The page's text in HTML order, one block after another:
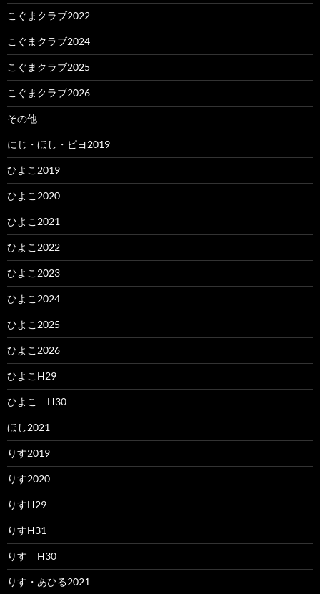
こぐまクラブ2022
こぐまクラブ2024
こぐまクラブ2025
こぐまクラブ2026
その他
にじ・ほし・ピヨ2019
ひよこ2019
ひよこ2020
ひよこ2021
ひよこ2022
ひよこ2023
ひよこ2024
ひよこ2025
ひよこ2026
ひよこH29
ひよこ H30
ほし2021
りす2019
りす2020
りすH29
りすH31
りす H30
りす・あひる2021